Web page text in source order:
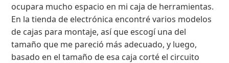
ocupara mucho espacio en mi caja de herramientas.
En la tienda de electrónica encontré varios modelos
de cajas para montaje, así que escogí una del
tamaño que me pareció más adecuado, y luego,
basado en el tamaño de esa caja corté el circuito